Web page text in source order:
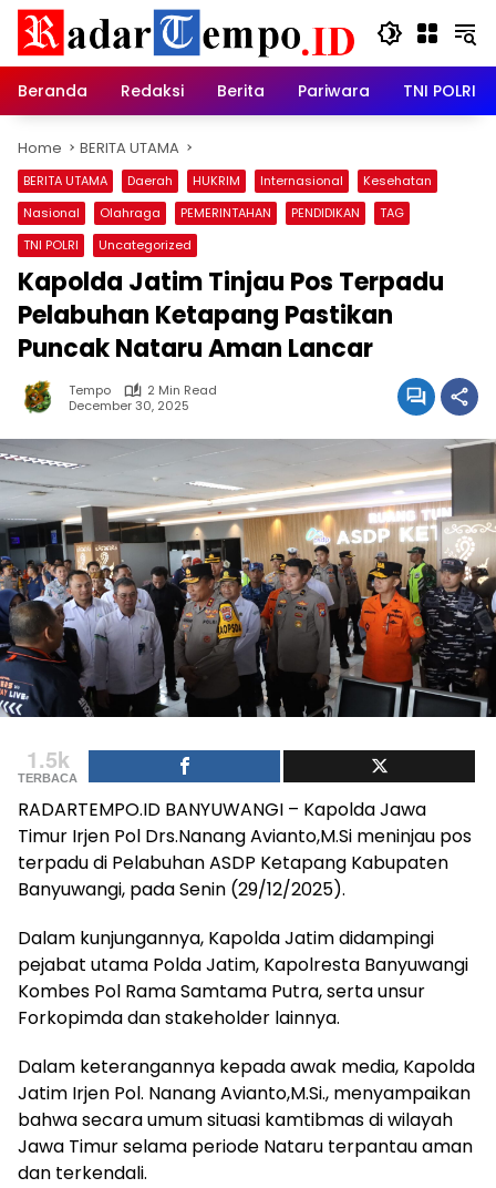
Skip
content
Beranda
Redaksi Berita Pariwara TNI POLRI
Home BERITA UTAMA
BERITA UTAMA Daerah HUKRIM Internasional
Kesehatan
Nasional
Olahraga PEMERINTAHAN PENDIDIKAN
TAG
TNI POLRI
Uncategorized
Kapolda Jatim Tinjau Pos Terpadu
Pelabuhan Ketapang Pastikan
Puncak Nataru Aman Lancar
Tempo
2 Min Read
December 30, 2025
1.5k
TERBACA
RADARTEMPO.ID BANYUWANGI – Kapolda Jawa
Timur Irjen Pol Drs.Nanang Avianto,M.Si meninjau pos
terpadu di Pelabuhan ASDP Ketapang Kabupaten
Banyuwangi, pada Senin (29/12/2025).
Dalam kunjungannya, Kapolda Jatim didampingi
pejabat utama Polda Jatim, Kapolresta Banyuwangi
Kombes Pol Rama Samtama Putra, serta unsur
Forkopimda dan stakeholder lainnya.
Dalam keterangannya kepada awak media, Kapolda
Jatim Irjen Pol. Nanang Avianto,M.Si., menyampaikan
bahwa secara umum situasi kamtibmas di wilayah
Jawa Timur selama periode Nataru terpantau aman
dan terkendali.